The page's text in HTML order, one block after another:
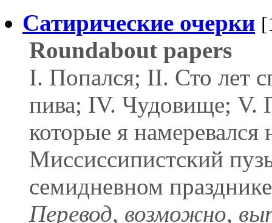
Сатирические очерки
Roundabout papers
I. Попался; II. Сто лет
пива; IV. Чудовище; V.
которые я намеревался
Миссиссипистский
семидневном
Перевод, возможно,